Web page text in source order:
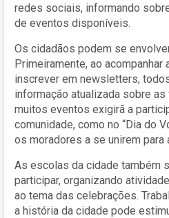
redes sociais, informando
de eventos disponíveis.
Os cidadãos podem se
Primeiramente, ao
inscrever em newsletters,
informação atualizada sobre
muitos eventos exigirã a
comunidade, como no “Dia do
os moradores a se unirem para
As escolas da cidade também
participar, organizando
ao tema das celebrações.
a história da cidade pode